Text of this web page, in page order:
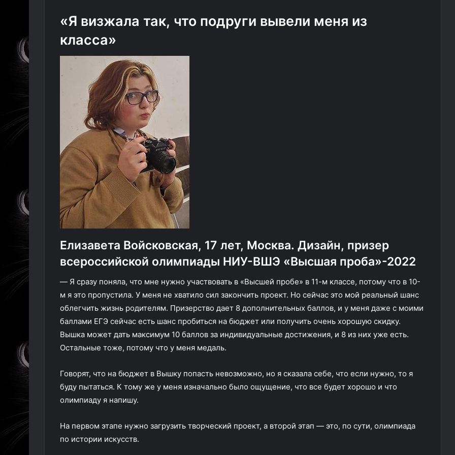
«Я визжала так, что подруги вывели меня из
класса»
Елизавета Войсковская, 17 лет, Москва. Дизайн, призер
всероссийской олимпиады НИУ-ВШЭ «Высшая проба»-2022
— Я сразу поняла, что мне нужно участвовать в «Высшей пробе» в 11-м классе, потому что в 10-
м я это пропустила. У меня не хватило сил закончить проект. Но сейчас это мой реальный шанс
облегчить жизнь родителям. Призерство дает 8 дополнительных баллов, и у меня даже с моими
баллами ЕГЭ сейчас есть шанс пробиться на бюджет или получить очень хорошую скидку.
Вышка может дать максимум 10 баллов за индивидуальные достижения, и 8 из них уже есть.
Остальные тоже, потому что у меня медаль.
Говорят, что на бюджет в Вышку попасть невозможно, но я сказала себе, что если нужно, то я
буду пытаться. К тому же у меня изначально было ощущение, что все будет хорошо и что
олимпиаду я напишу.
На первом этапе нужно загрузить творческий проект, а второй этап — это, по сути, олимпиада
по истории искусств.